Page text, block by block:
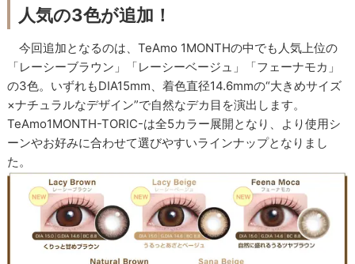
人気の3色が追加！
今回追加となるのは、TeAmo 1MONTHの中でも人気上位の
「レーシーブラウン」「レーシーベージュ」「フェーナモカ」
の3色。いずれもDIA15mm、着色直径14.6mmの“大きめサイズ
×ナチュラルなデザイン”で自然なデカ目を演出します。
TeAmo1MONTH-TORIC-は全5カラー展開となり、より使用シ
ーンやお好みに合わせて選びやすいラインナップとなりまし
た。